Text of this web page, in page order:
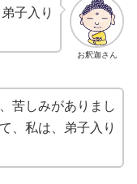
お釈迦さん
子入り
苦しみがありまし
、私は、弟子入り